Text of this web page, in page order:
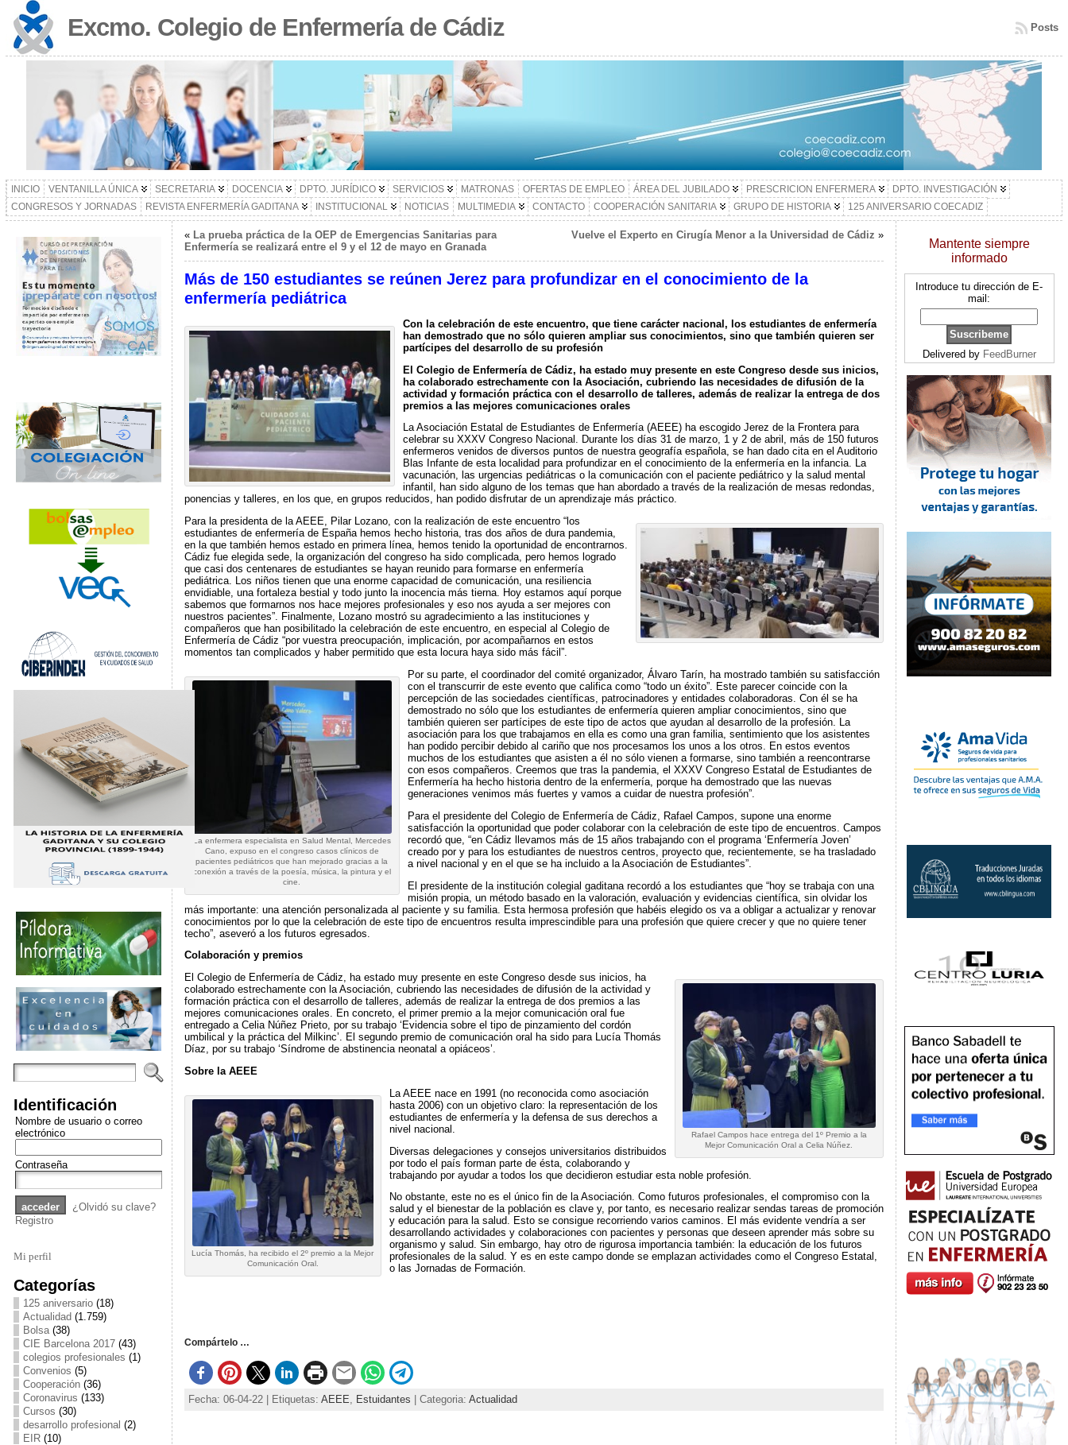
Excmo. Colegio de Enfermería de Cádiz Posts
INICIO VENTANILLA ÚNICA SECRETARIA DOCENCIA DPTO. JURÍDICO SERVICIOS MATRONAS OFERTAS DE EMPLEO ÁREA DEL JUBILADO PRESCRICION ENFERMERA
DPTO. INVESTIGACIÓN
CONGRESOS Y JORNADAS
REVISTA ENFERMERÍA GADITANA INSTITUCIONAL NOTICIAS MULTIMEDIA CONTACTO COOPERACIÓN SANITARIA GRUPO DE HISTORIA 125 ANIVERSARIO COECADIZ
Identificación
Nombre de usuario o correo
electrónico
Contraseña
¿Olvidó su clave?
Registro
Mi perfil
Categorías
125 aniversario(18)
Actualidad (1.759)
Bolsa(38)
CIE Barcelona 2017(43)
colegios profesionales (1)
Convenios (5)
Cooperación(36)
Coronavirus (133)
Cursos (30)
desarrollo profesional (2)
EIR(10)
« La prueba práctica de la OEP de Emergencias Sanitarias para
Enfermería se realizará entre el 9 y el 12 de mayo en Granada
Vuelve el Experto en Cirugía Menor a la Universidad de Cádiz »
Más de 150 estudiantes se reúnen Jerez para profundizar en el conocimiento de la
enfermería pediátrica
Con la celebración de este encuentro, que tiene carácter nacional, los estudiantes de enfermería
han demostrado que no sólo quieren ampliar sus conocimientos, sino que también quieren ser
partícipes del desarrollo de su profesión
El Colegio de Enfermería de Cádiz, ha estado muy presente en este Congreso desde sus inicios,
ha colaborado estrechamente con la Asociación, cubriendo las necesidades de difusión de la
actividad y formación práctica con el desarrollo de talleres, además de realizar la entrega de dos
premios a las mejores comunicaciones orales
La Asociación Estatal de Estudiantes de Enfermería (AEEE) ha escogido Jerez de la Frontera para
celebrar su XXXV Congreso Nacional. Durante los días 31 de marzo, 1 y 2 de abril, más de 150 futuros
enfermeros venidos de diversos puntos de nuestra geografía española, se han dado cita en el Auditorio
Blas Infante de esta localidad para profundizar en el conocimiento de la enfermería en la infancia. La
vacunación, las urgencias pediátricas o la comunicación con el paciente pediátrico y la salud mental
infantil, han sido alguno de los temas que han abordado a través de la realización de mesas redondas,
ponencias y talleres, en los que, en grupos reducidos, han podido disfrutar de un aprendizaje más práctico.
Para la presidenta de la AEEE, Pilar Lozano, con la realización de este encuentro “los
estudiantes de enfermería de España hemos hecho historia, tras dos años de dura pandemia,
en la que también hemos estado en primera línea, hemos tenido la oportunidad de encontrarnos.
Cádiz fue elegida sede, la organización del congreso ha sido complicada, pero hemos logrado
que casi dos centenares de estudiantes se hayan reunido para formarse en enfermería
pediátrica. Los niños tienen que una enorme capacidad de comunicación, una resiliencia
envidiable, una fortaleza bestial y todo junto la inocencia más tierna. Hoy estamos aquí porque
sabemos que formarnos nos hace mejores profesionales y eso nos ayuda a ser mejores con
nuestros pacientes”. Finalmente, Lozano mostró su agradecimiento a las instituciones y
compañeros que han posibilitado la celebración de este encuentro, en especial al Colegio de
Enfermería de Cádiz “por vuestra preocupación, implicación, por acompañarnos en estos
momentos tan complicados y haber permitido que esta locura haya sido más fácil”.
La enfermera especialista en Salud Mental, Mercedes
Cano, expuso en el congreso casos clínicos de
pacientes pediátricos que han mejorado gracias a la
conexión a través de la poesía, música, la pintura y el
cine.
Por su parte, el coordinador del comité organizador, Álvaro Tarín, ha mostrado también su satisfacción
con el transcurrir de este evento que califica como “todo un éxito”. Este parecer coincide con la
percepción de las sociedades científicas, patrocinadores y entidades colaboradoras. Con él se ha
demostrado no sólo que los estudiantes de enfermería quieren ampliar conocimientos, sino que
también quieren ser partícipes de este tipo de actos que ayudan al desarrollo de la profesión. La
asociación para los que trabajamos en ella es como una gran familia, sentimiento que los asistentes
han podido percibir debido al cariño que nos procesamos los unos a los otros. En estos eventos
muchos de los estudiantes que asisten a él no sólo vienen a formarse, sino también a reencontrarse
con esos compañeros. Creemos que tras la pandemia, el XXXV Congreso Estatal de Estudiantes de
Enfermería ha hecho historia dentro de la enfermería, porque ha demostrado que las nuevas
generaciones venimos más fuertes y vamos a cuidar de nuestra profesión”.
Para el presidente del Colegio de Enfermería de Cádiz, Rafael Campos, supone una enorme
satisfacción la oportunidad que poder colaborar con la celebración de este tipo de encuentros. Campos
recordó que, “en Cádiz llevamos más de 15 años trabajando con el programa ‘Enfermería Joven’
creado por y para los estudiantes de nuestros centros, proyecto que, recientemente, se ha trasladado
a nivel nacional y en el que se ha incluido a la Asociación de Estudiantes”.
El presidente de la institución colegial gaditana recordó a los estudiantes que “hoy se trabaja con una
misión propia, un método basado en la valoración, evaluación y evidencias científica, sin olvidar los
más importante: una atención personalizada al paciente y su familia. Esta hermosa profesión que habéis elegido os va a obligar a actualizar y renovar
conocimientos por lo que la celebración de este tipo de encuentros resulta imprescindible para una profesión que quiere crecer y que no quiere tener
techo”, aseveró a los futuros egresados.
Colaboración y premios
Rafael Campos hace entrega del 1º Premio a la
Mejor Comunicación Oral a Celia Núñez.
El Colegio de Enfermería de Cádiz, ha estado muy presente en este Congreso desde sus inicios, ha
colaborado estrechamente con la Asociación, cubriendo las necesidades de difusión de la actividad y
formación práctica con el desarrollo de talleres, además de realizar la entrega de dos premios a las
mejores comunicaciones orales. En concreto, el primer premio a la mejor comunicación oral fue
entregado a Celia Núñez Prieto, por su trabajo ‘Evidencia sobre el tipo de pinzamiento del cordón
umbilical y la práctica del Milkinc’. El segundo premio de comunicación oral ha sido para Lucía Thomás
Díaz, por su trabajo ‘Síndrome de abstinencia neonatal a opiáceos’.
Sobre la AEEE
Lucía Thomás, ha recibido el 2º premio a la Mejor
Comunicación Oral.
La AEEE nace en 1991 (no reconocida como asociación
hasta 2006) con un objetivo claro: la representación de los
estudiantes de enfermería y la defensa de sus derechos a
nivel nacional.
Diversas delegaciones y consejos universitarios distribuidos
por todo el país forman parte de ésta, colaborando y
trabajando por ayudar a todos los que decidieron estudiar esta noble profesión.
No obstante, este no es el único fin de la Asociación. Como futuros profesionales, el compromiso con la
salud y el bienestar de la población es clave y, por tanto, es necesario realizar sendas tareas de promoción
y educación para la salud. Esto se consigue recorriendo varios caminos. El más evidente vendría a ser
desarrollando actividades y colaboraciones con pacientes y personas que deseen aprender más sobre su
organismo y salud. Sin embargo, hay otro de rigurosa importancia también: la educación de los futuros
profesionales de la salud. Y es en este campo donde se emplazan actividades como el Congreso Estatal,
o las Jornadas de Formación.
Compártelo …
Fecha: 06-04-22 | Etiquetas: AEEE Estuidantes | Categoria: Actualidad
Mantente siempre
informado
Introduce tu dirección de E-
mail:
Delivered by FeedBurner